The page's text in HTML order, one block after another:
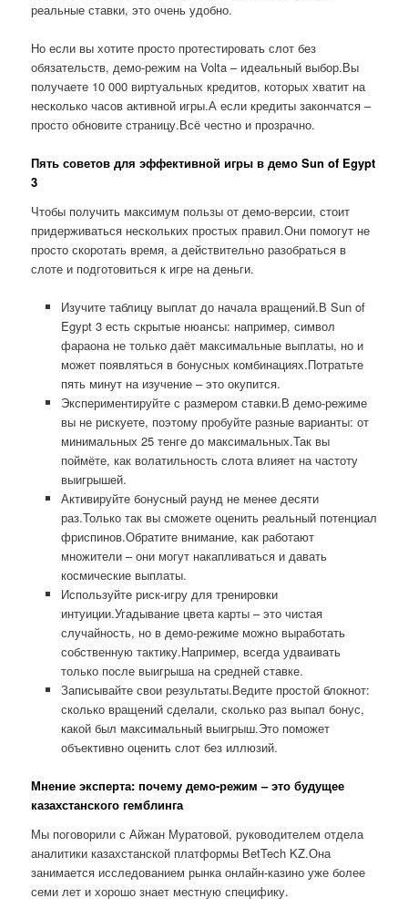
реальные ставки, это очень удобно.
Но если вы хотите просто протестировать слот без
обязательств, демо-режим на Volta – идеальный выбор.Вы
получаете 10 000 виртуальных кредитов, которых хватит на
несколько часов активной игры.А если кредиты закончатся –
просто обновите страницу.Всё честно и прозрачно.
Пять советов для эффективной игры в демо Sun of Egypt
3
Чтобы получить максимум пользы от демо-версии, стоит
придерживаться нескольких простых правил.Они помогут не
просто скоротать время, а действительно разобраться в
слоте и подготовиться к игре на деньги.
Изучите таблицу выплат до начала вращений.В Sun of
Egypt 3 есть скрытые нюансы: например, символ
фараона не только даёт максимальные выплаты, но и
может появляться в бонусных комбинациях.Потратьте
пять минут на изучение – это окупится.
Экспериментируйте с размером ставки.В демо-режиме
вы не рискуете, поэтому пробуйте разные варианты: от
минимальных 25 тенге до максимальных.Так вы
поймёте, как волатильность слота влияет на частоту
выигрышей.
Активируйте бонусный раунд не менее десяти
раз.Только так вы сможете оценить реальный потенциал
фриспинов.Обратите внимание, как работают
множители – они могут накапливаться и давать
космические выплаты.
Используйте риск-игру для тренировки
интуиции.Угадывание цвета карты – это чистая
случайность, но в демо-режиме можно выработать
собственную тактику.Например, всегда удваивать
только после выигрыша на средней ставке.
Записывайте свои результаты.Ведите простой блокнот:
сколько вращений сделали, сколько раз выпал бонус,
какой был максимальный выигрыш.Это поможет
объективно оценить слот без иллюзий.
Мнение эксперта: почему демо-режим – это будущее
казахстанского гемблинга
Мы поговорили с Айжан Муратовой, руководителем отдела
аналитики казахстанской платформы BetTech KZ.Она
занимается исследованием рынка онлайн-казино уже более
семи лет и хорошо знает местную специфику.